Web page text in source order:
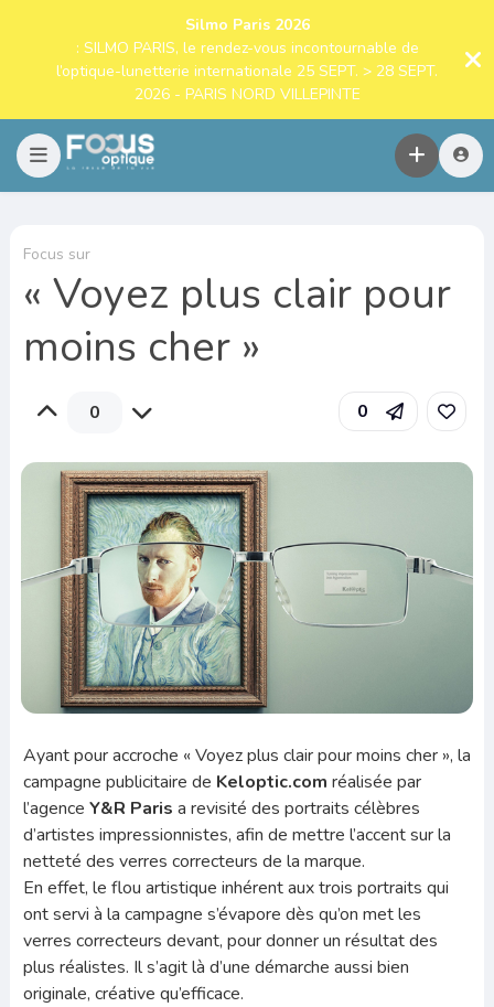
Silmo Paris 2026
: SILMO PARIS, le rendez-vous incontournable de
l’optique-lunetterie internationale 25 SEPT. > 28 SEPT.
2026 - PARIS NORD VILLEPINTE
Focus sur
« Voyez plus clair pour
moins cher »
0 0
Ayant pour accroche « Voyez plus clair pour moins cher », la
campagne publicitaire de Keloptic.com réalisée par
l’agence Y&R Paris a revisité des portraits célèbres
d’artistes impressionnistes, afin de mettre l’accent sur la
netteté des verres correcteurs de la marque.
En effet, le flou artistique inhérent aux trois portraits qui
ont servi à la campagne s’évapore dès qu’on met les
verres correcteurs devant, pour donner un résultat des
plus réalistes. Il s’agit là d’une démarche aussi bien
originale, créative qu’efficace.